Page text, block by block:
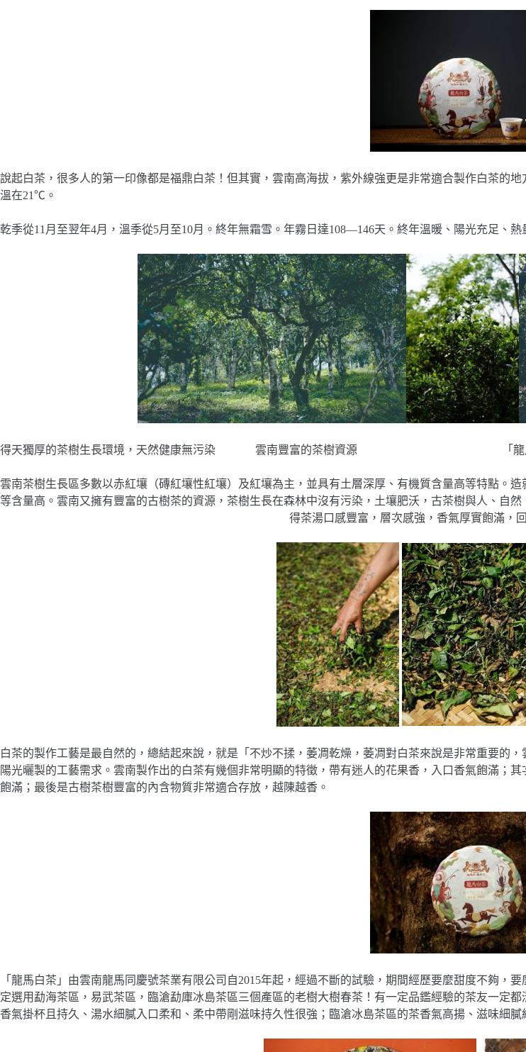
說起白茶，很多人的第一印像都是福鼎白茶！但其實，雲南高海拔，紫外線強更是非常適合製作白茶的
溫在21℃。
乾季從11月至翌年4月，溫季從5月至10月。終年無霜雪。年霧日達108—146天。終年溫暖、陽光充足、
得天獨厚的茶樹生長環境，天然健康無污染 雲南豐富的茶樹資源 「龍馬白
雲南茶樹生長區多數以赤紅壤（磚紅壤性紅壤）及紅壤為主，並具有土層深厚、有機質含量高等特點。
等含量高。雲南又擁有豐富的古樹茶的資源，茶樹生長在森林中沒有污染，土壤肥沃，古茶樹與人、自
得茶湯口感豐富，層次感強，香氣厚實飽滿，
白茶的製作工藝是最自然的，總結起來說，就是「不炒不揉，萎凋乾燥，萎凋對白茶來說是非常重要的
陽光曬製的工藝需求。雲南製作出的白茶有幾個非常明顯的特徵，帶有迷人的花果香，入口香氣飽滿；
飽滿；最後是古樹茶樹豐富的內含物質非常適合存放，越陳越香。
「龍馬白茶」由雲南龍馬同慶號茶業有限公司自2015年起，經過不斷的試驗，期間經歷要麼甜度不夠
定選用勐海茶區，易武茶區，臨滄勐庫冰島茶區三個產區的老樹大樹春茶！有一定品鑑經驗的茶友一定
香氣掛杯且持久、湯水細膩入口柔和、柔中帶剛滋味持久性很強；臨滄冰島茶區的茶香氣高揚、滋味細膩